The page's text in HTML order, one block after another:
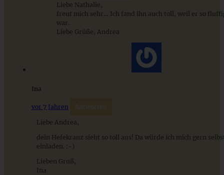
Hefezopf mit Zimt-Zucker und Marzipan
ZUM BEITRAG
Liebe Nathalie,
freut mich sehr… Ich fand ihn auch toll, weil er so
war.
Liebe Grüße, Andrea
Ina
vor 7 Jahren Antworten
Liebe Andrea,
dein Hefekranz sieht so toll aus! Da würde ich mich gern
einladen. :-)
Lieben Gruß,
Ina